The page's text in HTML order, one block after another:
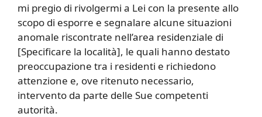
mi pregio di rivolgermi a Lei con la presente allo
scopo di esporre e segnalare alcune situazioni
anomale riscontrate nell’area residenziale di
[Specificare la località], le quali hanno destato
preoccupazione tra i residenti e richiedono
attenzione e, ove ritenuto necessario,
intervento da parte delle Sue competenti
autorità.